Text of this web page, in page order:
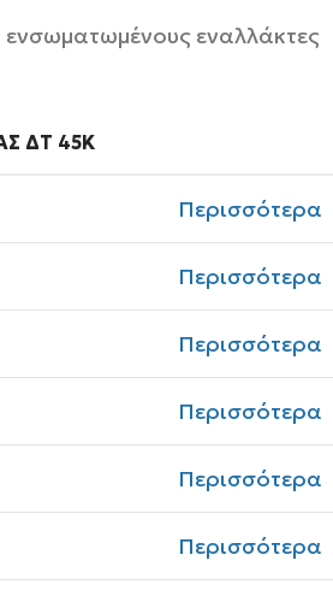
εναλλάκτες
ΔT 45K
Περισσότερα
Περισσότερα
Περισσότερα
Περισσότερα
Περισσότερα
Περισσότερα